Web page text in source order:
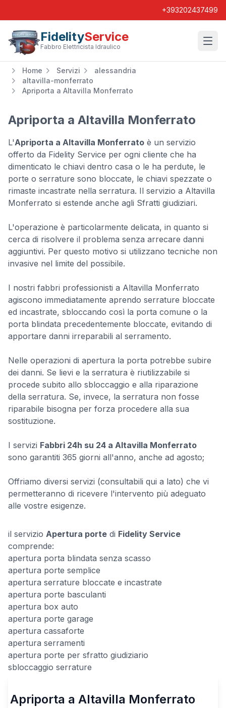
+393202437499
FidelityService
Fabbro Elettricista Idraulico
Home Servizi
alessandria
altavilla-monferrato
Apriporta a Altavilla Monferrato
Apriporta a Altavilla Monferrato
L'Apriporta a Altavilla Monferrato è un servizio
offerto da Fidelity Service per ogni cliente che ha
dimenticato le chiavi dentro casa o le ha perdute, le
porte o serrature sono bloccate, le chiavi spezzate o
rimaste incastrate nella serratura. Il servizio a Altavilla
Monferrato si estende anche agli Sfratti giudiziari.
L'operazione è particolarmente delicata, in quanto si
cerca di risolvere il problema senza arrecare danni
aggiuntivi. Per questo motivo si utilizzano tecniche non
invasive nel limite del possibile.
I nostri fabbri professionisti a Altavilla Monferrato
agiscono immediatamente aprendo serrature bloccate
ed incastrate, sbloccando così la porta comune o la
porta blindata precedentemente bloccate, evitando di
apportare danni irreparabili al serramento.
Nelle operazioni di apertura la porta potrebbe subire
dei danni. Se lievi e la serratura è riutilizzabile si
procede subito allo sbloccaggio e alla riparazione
della serratura. Se, invece, la serratura non fosse
riparabile bisogna per forza procedere alla sua
sostituzione.
I servizi Fabbri 24h su 24 a Altavilla Monferrato
sono garantiti 365 giorni all'anno, anche ad agosto;
Offriamo diversi servizi (consultabili qui a lato) che vi
permetteranno di ricevere l'intervento più adeguato
alle vostre esigenze.
il servizio Apertura porte di Fidelity Service
comprende:
apertura porta blindata senza scasso
apertura porte semplice
apertura serrature bloccate e incastrate
apertura porte basculanti
apertura box auto
apertura porte garage
apertura cassaforte
apertura serramenti
apertura porte per sfratto giudiziario
sbloccaggio serrature
Apriporta a Altavilla Monferrato